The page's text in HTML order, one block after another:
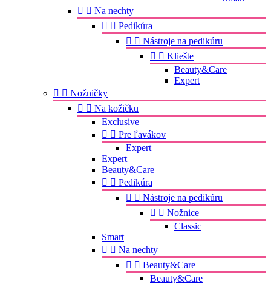
  Na nechty
  Pedikúra
  Nástroje na pedikúru
  Kliešte
Beauty&Care
Expert
  Nožničky
  Na kožičku
Exclusive
  Pre ľavákov
Expert
Expert
Beauty&Care
  Pedikúra
  Nástroje na pedikúru
  Nožnice
Classic
Smart
  Na nechty
  Beauty&Care
Beauty&Care